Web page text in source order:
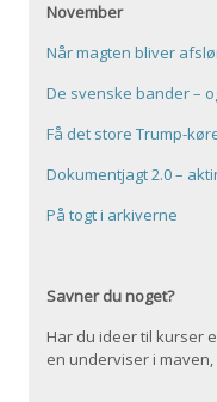
November
Når magten bliver
De svenske bander –
Få det store Trump-
Dokumentjagt 2.0 –
På togt i arkiverne
Savner du noget?
Har du ideer til kurser
en underviser i